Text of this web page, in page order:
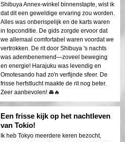
Shibuya Annex-winkel binnenstapte, wist ik
dat dit een geweldige ervaring zou worden.
Alles was onberispelijk en de karts waren
in topconditie. De gids zorgde ervoor dat
we allemaal comfortabel waren voordat we
vertrokken. De rit door Shibuya 's nachts
was adembenemend—zoveel beweging
en energie! Harajuku was levendig en
Omotesando had zo'n verfijnde sfeer. De
frisse herfstlucht maakte de rit nog beter.
Zeer aanbevolen! 🚘🔥
Een frisse kijk op het nachtleven
van Tokio!
Ik heb Tokyo meerdere keren bezocht,